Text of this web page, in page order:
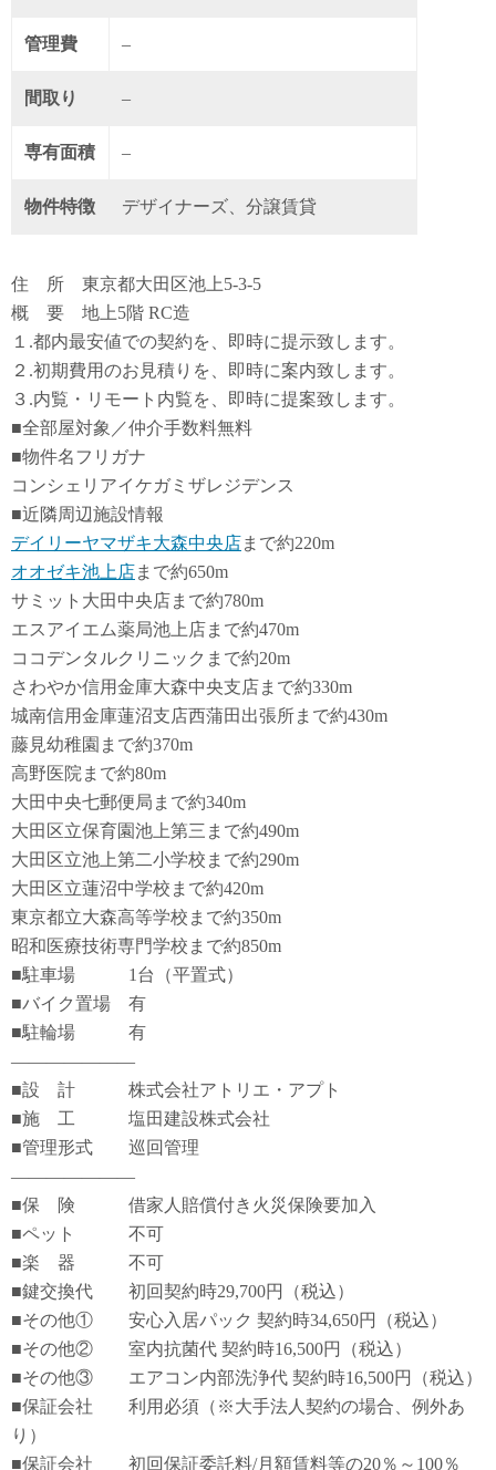
管理費 –
間取り –
専有面積 –
物件特徴 デザイナーズ、分譲賃貸
住 所 東京都大田区池上5-3-5
概 要 地上5階 RC造
１.都内最安値での契約を、即時に提示致します。
２.初期費用のお見積りを、即時に案内致します。
３.内覧・リモート内覧を、即時に提案致します。
■全部屋対象／仲介手数料無料
■物件名フリガナ
コンシェリアイケガミザレジデンス
■近隣周辺施設情報
デイリーヤマザキ大森中央店まで約220m
オオゼキ池上店まで約650m
サミット大田中央店まで約780m
エスアイエム薬局池上店まで約470m
ココデンタルクリニックまで約20m
さわやか信用金庫大森中央支店まで約330m
城南信用金庫蓮沼支店西蒲田出張所まで約430m
藤見幼稚園まで約370m
高野医院まで約80m
大田中央七郵便局まで約340m
大田区立保育園池上第三まで約490m
大田区立池上第二小学校まで約290m
大田区立蓮沼中学校まで約420m
東京都立大森高等学校まで約350m
昭和医療技術専門学校まで約850m
■駐車場 1台（平置式）
■バイク置場 有
■駐輪場 有
―――――――
■設 計 株式会社アトリエ・アプト
■施 工 塩田建設株式会社
■管理形式 巡回管理
―――――――
■保 険 借家人賠償付き火災保険要加入
■ペット 不可
■楽 器 不可
■鍵交換代 初回契約時29,700円（税込）
■その他① 安心入居パック 契約時34,650円（税込）
■その他② 室内抗菌代 契約時16,500円（税込）
■その他③ エアコン内部洗浄代 契約時16,500円（税込）
■保証会社 利用必須（※大手法人契約の場合、例外あ
り）
■保証会社 初回保証委託料/月額賃料等の20％～100％